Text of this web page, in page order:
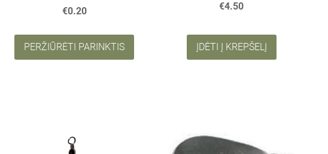
€0.20
PERŽIŪRĖTI PARINKTIS
€4.50
ĮDĖTI Į KREPŠELĮ